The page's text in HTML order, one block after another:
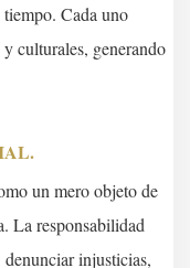
Cada uno
culturales, generando
un mero objeto de
La responsabilidad
injusticias,